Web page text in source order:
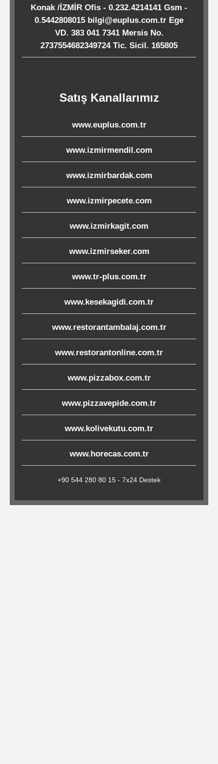
Kaseler
/
Tabaklar
Ürünleri
Melamin
Ürünler
Porselen-
Seramik
Cam
Buklet
Ürünler
Poşetler
Çöp
Torbaları
Tepsi
Altlıkları
Amerikan
Servisler
&
Kağıt
Konak /İZMİR Ofis - 0.232.4214141 Gsm -
0.5442808015 bilgi@euplus.com.tr Ege
VD. 383 041 7341 Mersis No.
2737554682349724 Tic. Sicil. 165805
Satış Kanallarımız
www.euplus.com.tr
www.izmirmendil.com
www.izmirbardak.com
www.izmirpecete.com
www.izmirkagit.com
www.izmirseker.com
www.tr-plus.com.tr
www.kesekagidi.com.tr
www.restorantambalaj.com.tr
www.restorantonline.com.tr
www.pizzabox.com.tr
www.pizzavepide.com.tr
www.kolivekutu.com.tr
www.horecas.com.tr
+90 544 280 80 15 - 7x24 Destek